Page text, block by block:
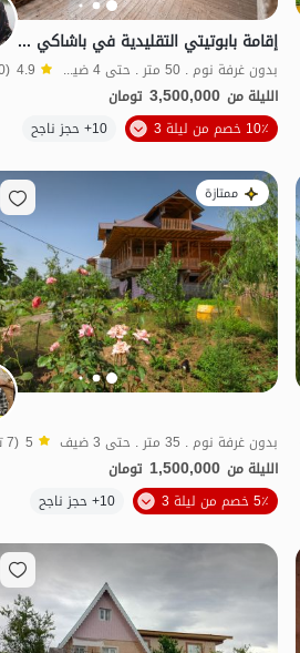
الموقع على الخريطة
الموقع على الخريطة
إقامة بابوتيتي التقليدية في باشاكي - الطابق 2
بدون غرفة نوم . 50 متر . حتى 4 ضيف 4.9 (10 تعليق)
الليلة من 3,500,000 تومان
10٪ خصم من ليلة 3
10+ حجز ناجح
الموقع على الخريطة
اقتصادي
ممتازة
بدون غرفة نوم . 35 متر . حتى 3 ضيف 5 (7 تعليق)
الليلة من 1,500,000 تومان
5٪ خصم من ليلة 3
10+ حجز ناجح